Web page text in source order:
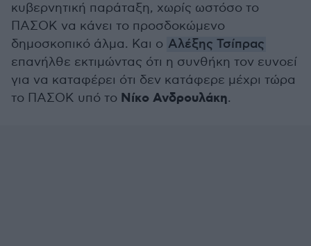
κυβερνητική παράταξη, χωρίς ωστόσο το
ΠΑΣΟΚ να κάνει το προσδοκώμενο
δημοσκοπικό άλμα. Και ο Αλέξης Τσίπρας
επανήλθε εκτιμώντας ότι η συνθήκη τον ευνοεί
για να καταφέρει ότι δεν κατάφερε μέχρι τώρα
το ΠΑΣΟΚ υπό το Νίκο Ανδρουλάκη.